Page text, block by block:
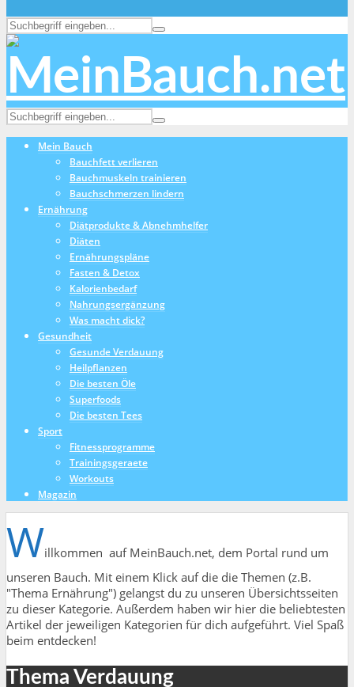
Mein Bauch
Bauchfett verlieren
Bauchmuskeln trainieren
Bauchschmerzen lindern
Ernährung
Diätprodukte & Abnehmhelfer
Diäten
Ernährungspläne
Fasten & Detox
Kalorienbedarf
Nahrungsergänzung
Was macht dick?
Gesundheit
Gesunde Verdauung
Heilpflanzen
Die besten Öle
Superfoods
Die besten Tees
Sport
Fitnessprogramme
Trainingsgeraete
Workouts
Magazin
Willkommen auf MeinBauch.net, dem Portal rund um
unseren Bauch. Mit einem Klick auf die die Themen (z.B.
"Thema Ernährung") gelangst du zu unseren Übersichtsseiten
zu dieser Kategorie. Außerdem haben wir hier die beliebtesten
Artikel der jeweiligen Kategorien für dich aufgeführt. Viel Spaß
beim entdecken!
Thema Verdauung